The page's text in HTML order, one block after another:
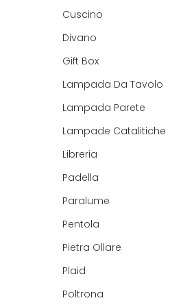
Cuscino
Divano
Gift Box
Lampada Da Tavolo
Lampada Parete
Lampade Catalitiche
Libreria
Padella
Paralume
Pentola
Pietra Ollare
Plaid
Poltrona